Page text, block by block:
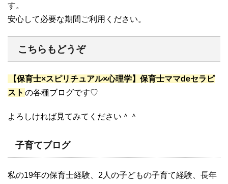
す。
安心して必要な期間ご利用ください。
こちらもどうぞ
【保育士×スピリチュアル×心理学】保育士ママdeセラピ
スト の各種ブログです♡
よろしければ見てみてください＾＾
子育てブログ
私の19年の保育士経験、2人の子どもの子育て経験、長年